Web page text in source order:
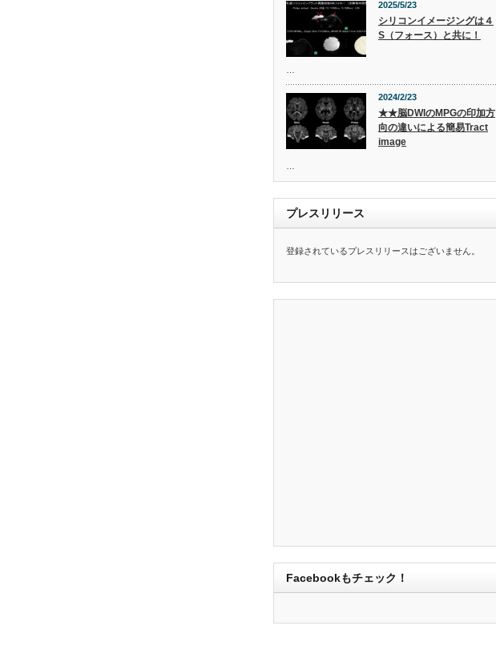
2025/5/23
シリコンイメージングは４
S（フォース）と共に！
2024/2/23
★★脳DWIのMPGの印加方
向の違いによる簡易Tract
image
プレスリリース
登録されているプレスリリースはございません。
Facebookもチェック！